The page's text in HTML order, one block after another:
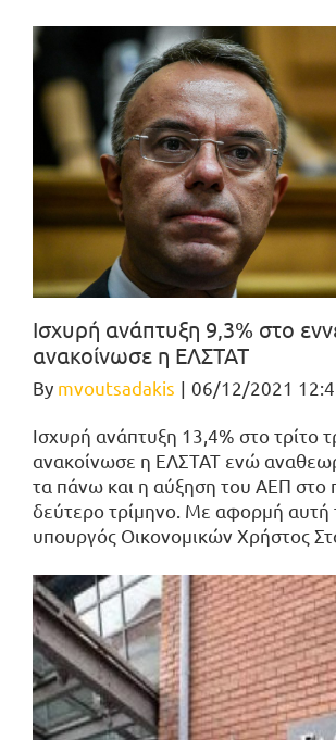
Ισχυρή ανάπτυξη 9,3% στο
ανακοίνωσε η ΕΛΣΤΑΤ
By mvoutsadakis | 06/12/2021
Ισχυρή ανάπτυξη 13,4% στο τρίτο
ανακοίνωσε η ΕΛΣΤΑΤ ενώ
τα πάνω και η αύξηση του ΑΕΠ στο
δεύτερο τρίμηνο. Με αφορμή αυτή
υπουργός Οικονομικών Χρήστος